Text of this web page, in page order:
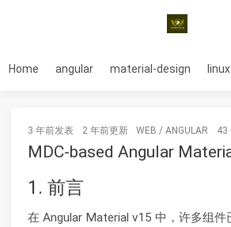
Home angular material-design linux
3 年前发表 2 年前更新 WEB / ANGULAR 43
MDC-based Angular
1. 前言
在 Angular Material v15 中，许多组件